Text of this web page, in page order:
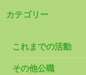
カテゴリー
これまでの活動
その他公職